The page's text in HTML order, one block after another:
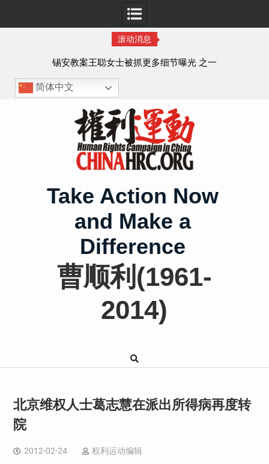
滚动消息
锡安教案王聪女士被抓更多细节曝光 之一
简体中文
Take Action Now
and Make a
Difference
曹顺利(1961-
2014)
北京维权人士葛志慧在派出所得病再度转
院
2012-02-24 权利运动编辑